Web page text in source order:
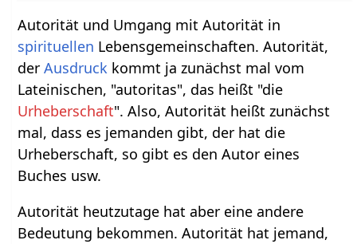
Autorität und Umgang mit Autorität in
spirituellen Lebensgemeinschaften. Autorität,
derAusdruck kommt ja zunächst mal vom
Lateinischen, "autoritas", das heißt "die
Urheberschaft". Also, Autorität heißt zunächst
mal, dass es jemanden gibt, der hat die
Urheberschaft, so gibt es den Autor eines
Buches usw.
Autorität heutzutage hat aber eine andere
Bedeutung bekommen. Autorität hat jemand,